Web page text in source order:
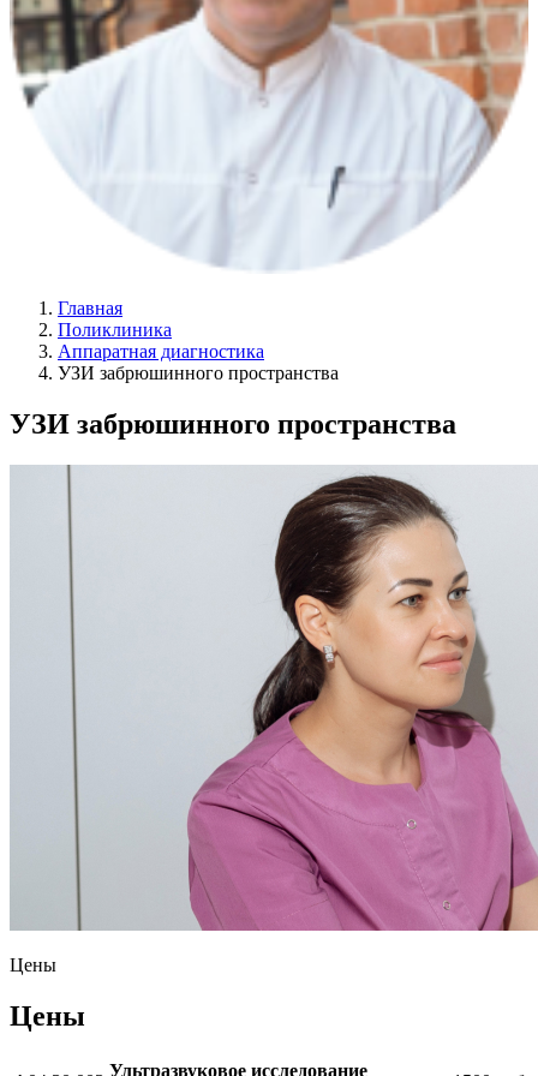
Главная
Поликлиника
Аппаратная диагностика
УЗИ забрюшинного пространства
УЗИ забрюшинного пространства
Цены
Цены
Ультразвуковое исследование